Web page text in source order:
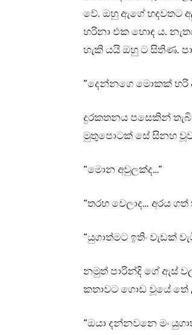
වේ. ඔහු ඇගේ හදවතට
හරිනා එක හොඳ ය.
හැකි යයි ඔහු ට සිතිණ.
“දෙන්නගෙ මොකක් හරි
දුරකතනය පසෙකින්
මුතුපොටක් සේ සිනහ
“මොන අවුලක්ද…”
“තරහ වෙලාද… අරය
“යුගාත්මට ඉතිං වැඩක්
නමුත් පාරින්දි ගේ ඇස්
කතාවට ගොඩ වූයේ
“ඔයා දන්නවනෙ මං